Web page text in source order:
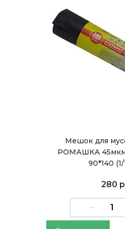
Мешок для
РОМАШКА 45мкм
90*140
280